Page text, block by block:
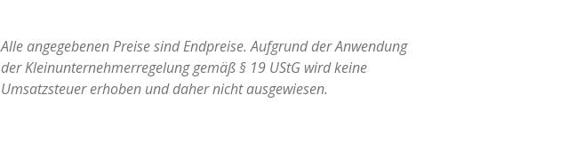
Alle angegebenen Preise sind Endpreise. Aufgrund der Anwendung
der Kleinunternehmerregelung gemäß § 19 UStG wird keine
Umsatzsteuer erhoben und daher nicht ausgewiesen.